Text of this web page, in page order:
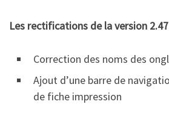
Les rectifications de la version
Correction des noms des
Ajout d’une barre de
de fiche impression